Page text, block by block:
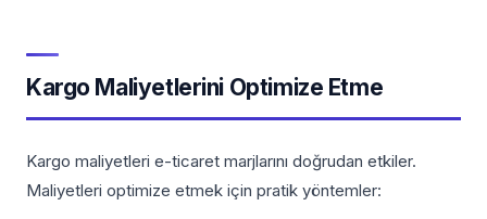
Kargo Maliyetlerini Optimize Etme
Kargo maliyetleri e-ticaret marjlarını doğrudan etkiler.
Maliyetleri optimize etmek için pratik yöntemler: